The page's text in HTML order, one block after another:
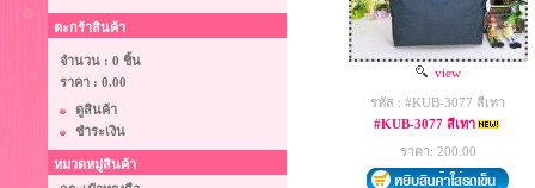
ตะกร้าสินค้า
จำนวน : 0 ชิ้น
ราคา : 0.00
ดูสินค้า
ชำระเงิน
หมวดหมู่สินค้า
view
รหัส : #KUB-3077 สีเทา
#KUB-3077 สีเทา
ราคา: 200.00